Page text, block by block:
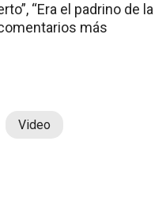
“Era el padrino de la
más
Video